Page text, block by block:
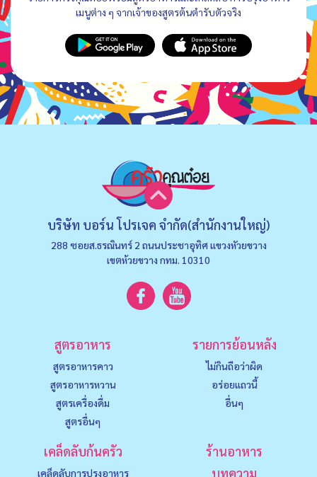
เมนูต่าง ๆ จากเจ้าของสูตรต้นตำรับตัวจริง
บริษัท บอร์น โปรเจค จำกัด(สำนักงานใหญ่)
288 ซอยส.ธรณินทร์ 2 ถนนประชาอุทิศ แขวงหัวยขวาง
เขตห้วยขวาง กทม. 10310
สูตรอาหาร
สูตรอาหารคาว
สูตรอาหารหวาน
สูตรเครื่องดื่ม
สูตรอื่นๆ
รายการย้อนหลัง
ไม่กินถือว่าผิด
อร่อยแถวนี้
อื่นๆ
เคล็ดลับก้นครัว
เคล็ดลับการปรุงอาหาร
ร้านอาหาร
บทความ